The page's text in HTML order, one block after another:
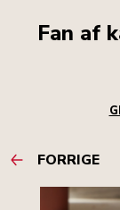
Fan af
FORRIGE